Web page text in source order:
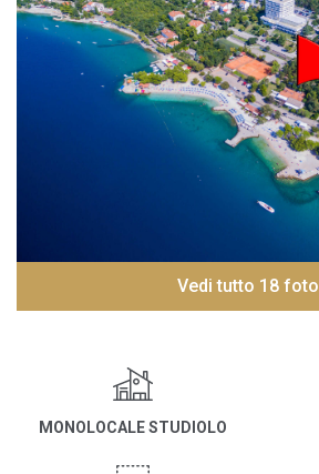
Vedi tutto 18 foto
MONOLOCALE STUDIOLO